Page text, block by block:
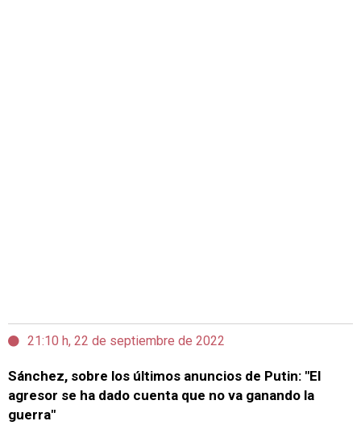
21:10 h, 22 de septiembre de 2022
Sánchez, sobre los últimos anuncios de Putin: "El
agresor se ha dado cuenta que no va ganando la
guerra"